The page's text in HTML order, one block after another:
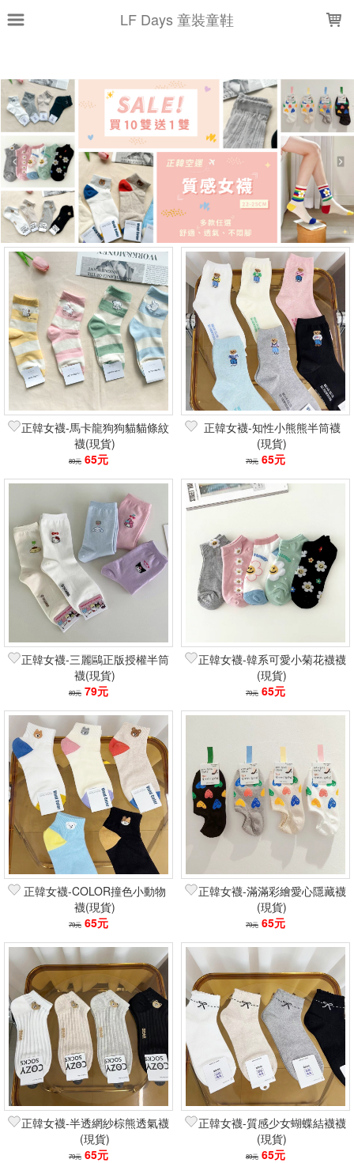
LF Days 童裝童鞋
上架時間 銷售價格
樣式尺寸篩選
全部樣式 A-白 5入組
D-黑
D-藍 B-粉 C-綠
E-黑
C-米花
全部尺寸 12-16CM 22-25CM
篩選
正韓女襪-馬卡龍狗狗貓貓條紋
襪(現貨)
89元 65元
正韓女襪-知性小熊熊半筒襪
(現貨)
79元 65元
正韓女襪-三麗鷗正版授權半筒
襪(現貨)
89元 79元
正韓女襪-韓系可愛小菊花襪襪
(現貨)
79元 65元
正韓女襪-COLOR撞色小動物
襪(現貨)
79元 65元
正韓女襪-滿滿彩繪愛心隱藏襪
(現貨)
79元 65元
正韓女襪-半透網紗棕熊透氣襪
(現貨)
79元 65元
正韓女襪-質感少女蝴蝶結襪襪
(現貨)
89元 65元